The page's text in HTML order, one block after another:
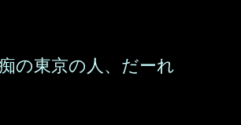
の東京の人、だーれ